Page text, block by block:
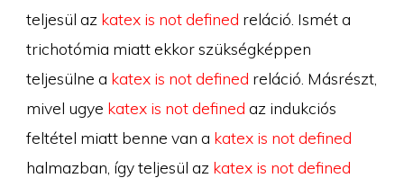
teljesül az katex is not defined reláció. Ismét a
trichotómia miatt ekkor szükségképpen
teljesülne a katex is not defined reláció. Másrészt,
mivel ugye katex is not defined az indukciós
feltétel miatt benne van a katex is not defined
halmazban, így teljesül az katex is not defined